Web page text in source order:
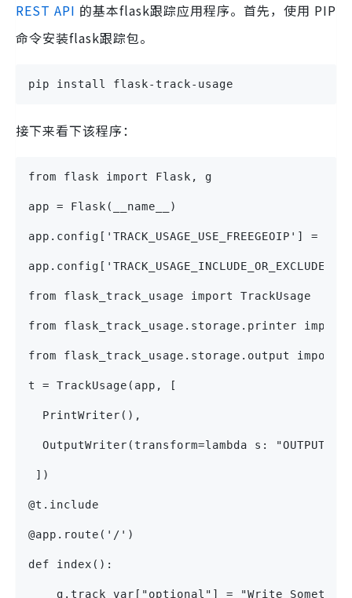
REST API 的基本flask跟踪应用程序。首先，使用 PIP
命令安装flask跟踪包。
pip install flask-track-usage
接下来看下该程序：
from flask import Flask, g
app = Flask(__name__)
app.config['TRACK_USAGE_USE_FREEGEOIP'] =
from flask_track_usage import TrackUsage
from flask_track_usage.storage.printer
from flask_track_usage.storage.output import
t = TrackUsage(app, [
  PrintWriter(),
OutputWriter(transform=lambda s: "OUTPUT: "
])
@t.include
@app.route('/')
def index():
g.track_var["optional"] =